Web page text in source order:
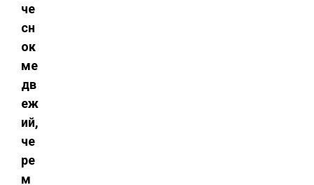
че
сн
ок
ме
дв
еж
ий,
че
ре
м